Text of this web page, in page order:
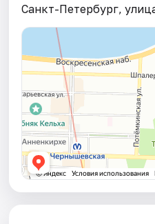
Санкт-Петербург,